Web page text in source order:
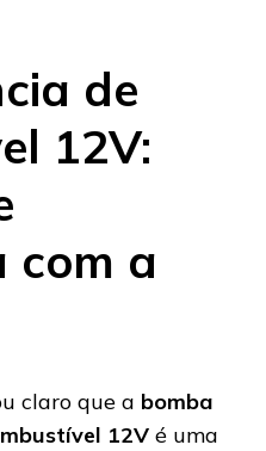
de
12V:
com a
claro que a bomba
12V é uma